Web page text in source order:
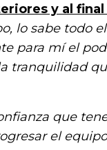
y al
lo sabe todo
para mí el
tranquilidad
que
el